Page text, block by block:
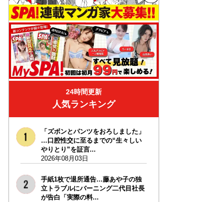
24時間更新
人気ランキング
「ズボンとパンツをおろしました」
…口腔性交に至るまでの“生々しい
やりとり”を証言...
2026年08月03日
手紙1枚で退所通告…藤あや子の独
立トラブルにバーニング二代目社長
が告白「実際の料...